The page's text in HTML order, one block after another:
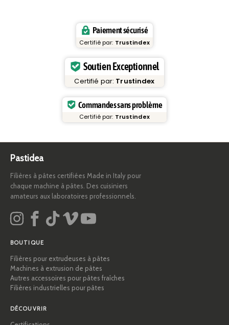
Paiement sécurisé
Certifié par: Trustindex
Soutien Exceptionnel
Certifié par: Trustindex
Commandes sans problème
Certifié par: Trustindex
Pastidea
Filières à pâtes certifiées Made in Italy pour
chaque machine à pâtes. Des cuisiniers
amateurs aux laboratoires professionnels.
BOUTIQUE
Filières pour extrudeuses à pâtes
Machines à extrusion de pâtes
Autres accessoires pour pâtes fraîches
Filières industrielles pour pâtes
DÉCOUVRIR